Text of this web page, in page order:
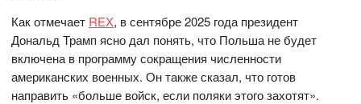
Как отмечает REX, в сентябре 2025 года президент
Дональд Трамп ясно дал понять, что Польша не будет
включена в программу сокращения численности
американских военных. Он также сказал, что готов
направить «больше войск, если поляки этого захотят».